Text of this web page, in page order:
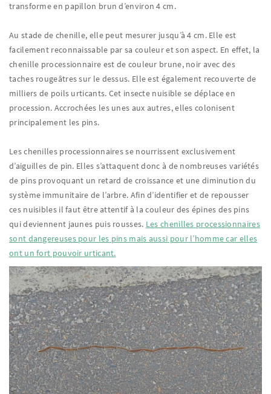
transforme en papillon brun d’environ 4 cm.
Au stade de chenille, elle peut mesurer jusqu’à 4 cm. Elle est
facilement reconnaissable par sa couleur et son aspect. En effet, la
chenille processionnaire est de couleur brune, noir avec des
taches rougeâtres sur le dessus. Elle est également recouverte de
milliers de poils urticants. Cet insecte nuisible se déplace en
procession. Accrochées les unes aux autres, elles colonisent
principalement les pins.
Les chenilles processionnaires se nourrissent exclusivement
d’aiguilles de pin. Elles s’attaquent donc à de nombreuses variétés
de pins provoquant un retard de croissance et une diminution du
système immunitaire de l’arbre. Afin d’identifier et de repousser
ces nuisibles il faut être attentif à la couleur des épines des pins
qui deviennent jaunes puis rousses. Les chenilles processionnaires
sont dangereuses pour les pins mais aussi pour l’homme car elles
ont un fort pouvoir urticant.